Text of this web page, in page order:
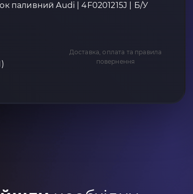
паливний Audi | 4F0201215J | Б/У
Доставка, оплата та правила
повернення